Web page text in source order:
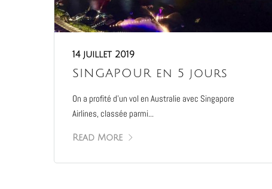
14 juillet 2019
SINGAPOUR en 5 jours
On a profité d’un vol en Australie avec Singapore
Airlines, classée parmi...
Read More